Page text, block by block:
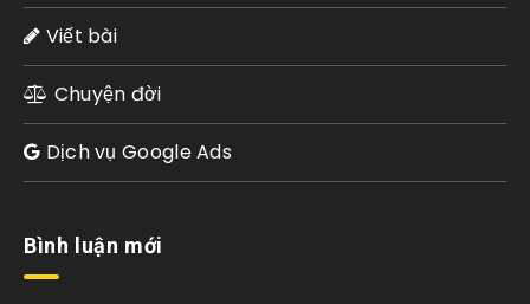
Viết bài
Chuyện đời
Dịch vụ Google Ads
Bình luận mới